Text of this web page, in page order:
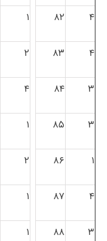
۴ ۸۲ ۱
۴ ۸۳ ۲
۳ ۸۴ ۴
۳ ۸۵ ۱
۱ ۸۶ ۲
۴ ۸۷ ۱
۳ ۸۸ ۱